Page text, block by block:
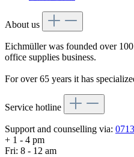
About us
Eichmüller was founded over
office supplies business.
For over 65 years it has
Service hotline
Support and counselling via:
+ 1 - 4 pm
Fri: 8 - 12 am